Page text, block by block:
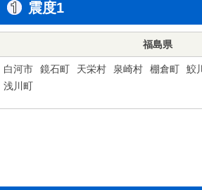
震度1
福島県
白河市 鏡石町 天栄村 泉崎村 棚倉町 鮫
浅川町